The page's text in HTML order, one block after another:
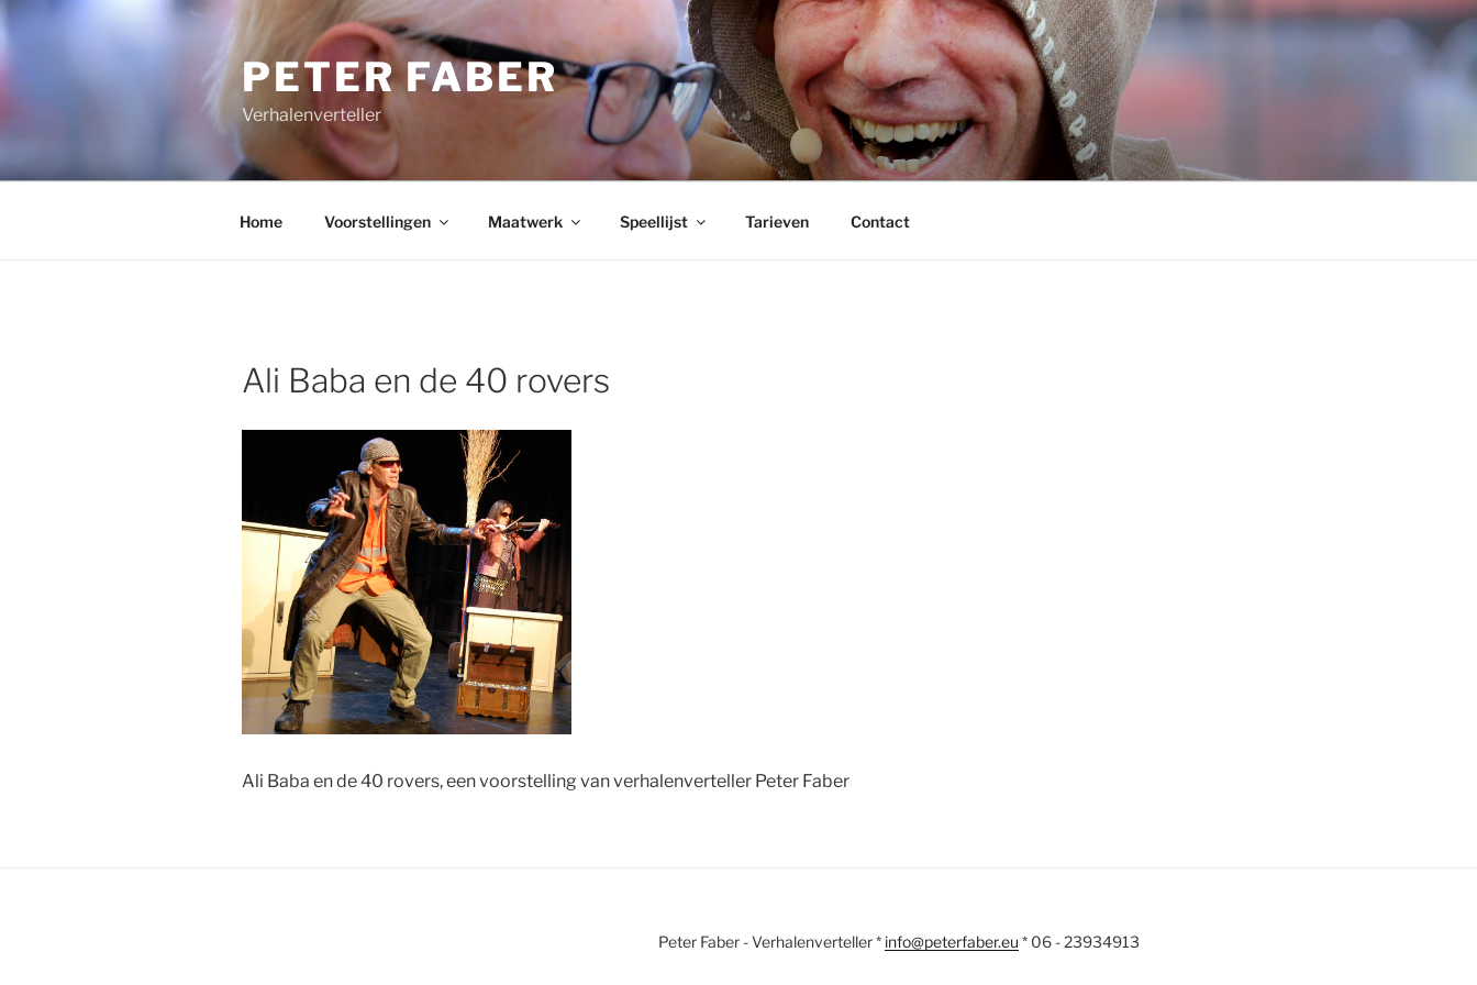
Ga
de
PETER FABER
Verhalenverteller
Home Voorstellingen Maatwerk Speellijst Tarieven Contact
Ali Baba en de 40 rovers
Ali Baba en de 40 rovers, een voorstelling van verhalenverteller Peter Faber
Peter Faber - Verhalenverteller * info@peterfaber.eu * 06 - 23934913